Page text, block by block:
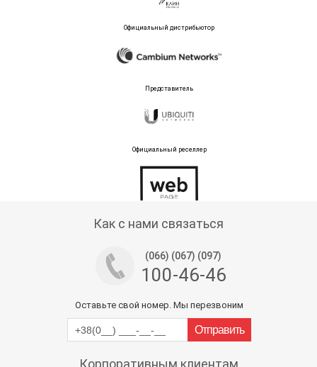
Официальный дистрибьютор
Представитель
Официальный реселлер
Как с нами связаться
(066) (067) (097)
100-46-46
Оставьте свой номер. Мы перезвоним
Корпоративным клиентам